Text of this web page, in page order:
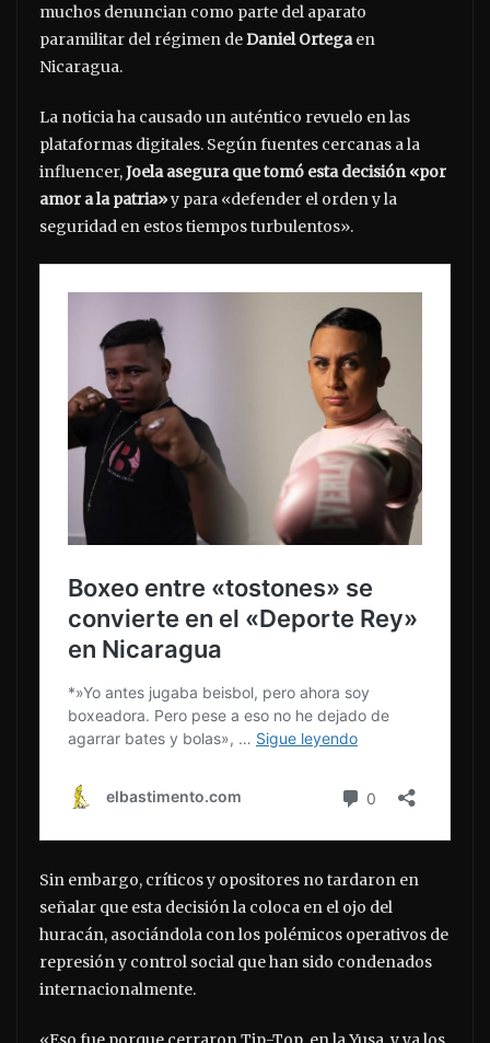
muchos denuncian como parte del aparato
paramilitar del régimen deDaniel Ortegaen
Nicaragua.
La noticia ha causado un auténtico revuelo en las
plataformas digitales. Según fuentes cercanas a la
influencer,Joela asegura que tomó esta decisión «por
amor a la patria»y para «defender el orden y la
seguridad en estos tiempos turbulentos».
Sin embargo, críticos y opositores no tardaron en
señalar que esta decisión la coloca en el ojo del
huracán, asociándola con los polémicos operativos de
represión y control social que han sido condenados
internacionalmente.